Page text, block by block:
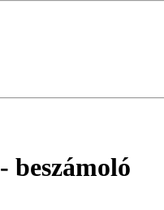
- beszámoló